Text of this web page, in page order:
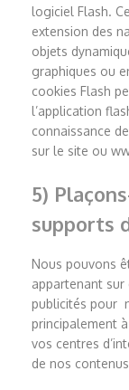
logiciel Flash.
extension des
objets
graphiques ou
cookies Flash
l’application
connaissance
sur le site ou
5)
supports
Nous pouvons
appartenant sur
publicités pour
principalement
vos centres
de nos